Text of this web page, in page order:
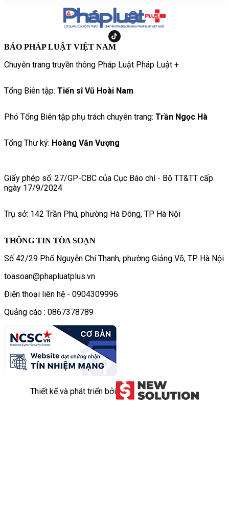
BÁO PHÁP LUẬT VIỆT NAM
Chuyên trang truyền thông Pháp Luật Pháp Luật +
Tổng Biên tập: Tiến sĩ Vũ Hoài Nam
Phó Tổng Biên tập phụ trách chuyên trang: Trần Ngọc Hà
Tổng Thư ký: Hoàng Văn Vượng
Giấy phép số: 27/GP-CBC của Cục Báo chí - Bộ TT&TT cấp
ngày 17/9/2024
Trụ sở: 142 Trần Phú, phường Hà Đông, TP Hà Nội
THÔNG TIN TÒA SOẠN
Số 42/29 Phố Nguyễn Chí Thanh, phường Giảng Võ, TP. Hà Nội
toasoan@phapluatplus.vn
Điện thoại liên hệ - 0904309996
Quảng cáo : 0867378789
Thiết kế và phát triển bởi